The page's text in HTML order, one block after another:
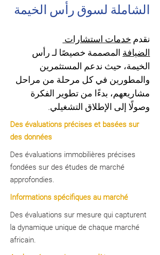
الشاملة لسوق رأس الخيمة
نقدم خدمات استشارات
الضيافة المصممة خصيصًا لـ رأس
الخيمة، حيث ندعم المستثمرين
والمطورين في كل مرحلة من مراحل
مشاريعهم، بدءًا من تطوير الفكرة
وصولًا إلى الإطلاق التشغيلي.
Des évaluations précises et basées sur
des données
Des évaluations immobilières précises
fondées sur des études de marché
approfondies.
Informations spécifiques au marché
Des évaluations sur mesure qui capturent
la dynamique unique de chaque marché
africain.